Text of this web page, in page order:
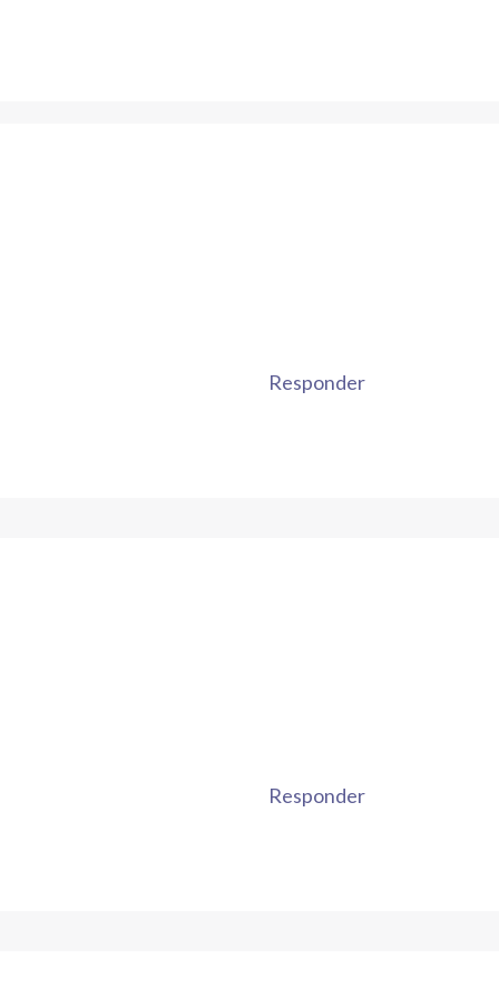
Responder
Responder